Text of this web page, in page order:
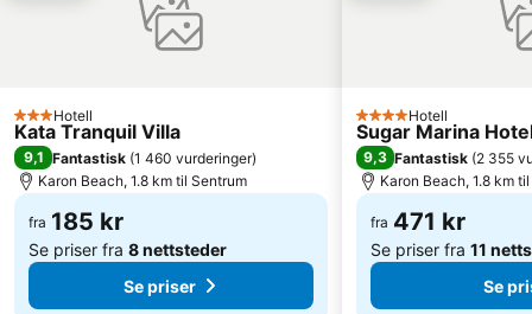
3 Stjerner
Hotell
Kata Tranquil Villa
9,1 Fantastisk (1 460 vurderinger)
Karon Beach, 1.8 km til Sentrum
fra 185 kr
Se priser fra 8 nettsteder
Se priser
4 Stjerner
Hotell
Sugar Marina
9,3 Fantastisk (2 355
Karon Beach, 1.8 km
fra 471 kr
Se priser fra 11
Se